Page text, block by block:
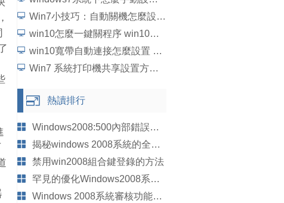
Win7小技巧：自動關機怎麼設置?
win10怎麼一鍵關程序 win10一鍵關閉所有程序代碼設置教程
win10寬帶自動連接怎麼設置 win10寬帶自動連接設置教程
Win7 系統打印機共享設置方法圖解
熱讀排行
Windows2008:500內部錯誤不能顯示詳細信息的應對措施
揭秘windows 2008系統的全新亮點
禁用win2008組合鍵登錄的方法
罕見的優化Windows2008系統小竅門
Windows 2008系統審核功能的妙用